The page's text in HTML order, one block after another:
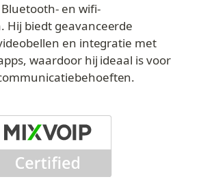
en wifi-
Hij biedt geavanceerde
en integratie met
waardoor hij ideaal is voor